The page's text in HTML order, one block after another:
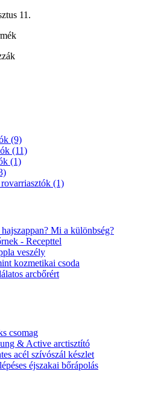
11.
(9)
(11)
(1)
(1)
Mi a különbség?
- Recepttel
veszély
kozmetikai csoda
arcbőrért
csomag
& Active arctisztító
acél szívószál készlet
éjszakai bőrápolás